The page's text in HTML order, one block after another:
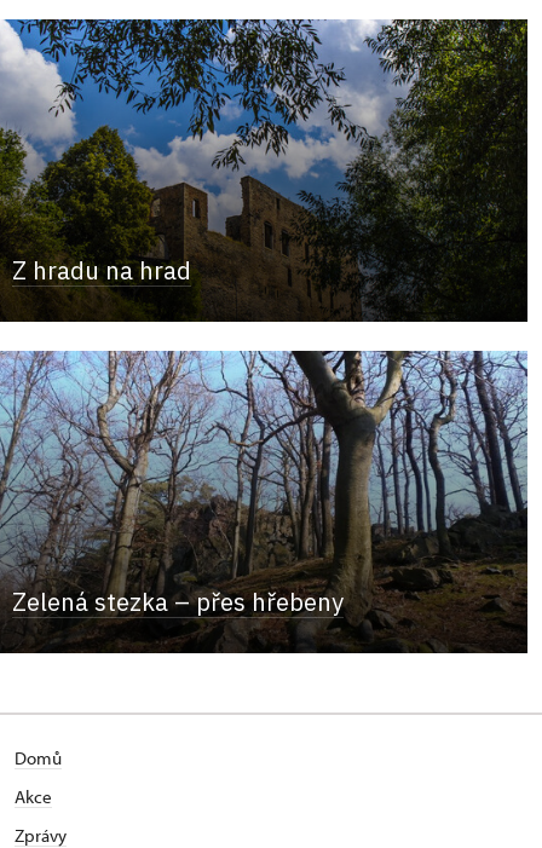
Z hradu na hrad
Zelená stezka – přes hřebeny
Domů
Akce
Zprávy